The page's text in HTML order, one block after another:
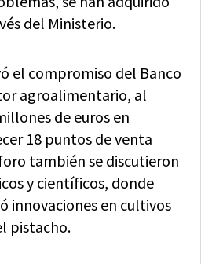
del Ministerio.
el compromiso del Banco
agroalimentario, al
de euros en
18 puntos de venta
también se discutieron
y científicos, donde
innovaciones en cultivos
pistacho.